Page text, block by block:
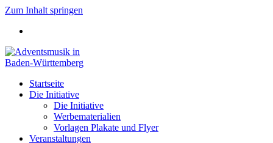
Zum Inhalt springen
Startseite
Die Initiative
Die Initiative
Werbematerialien
Vorlagen Plakate und Flyer
Veranstaltungen